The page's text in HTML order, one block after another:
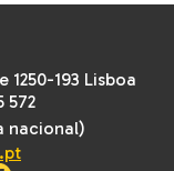
1250-193 Lisboa
572
nacional)